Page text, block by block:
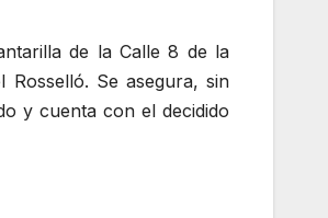
de la Calle 8 de la
Se asegura, sin
y cuenta con el decidido